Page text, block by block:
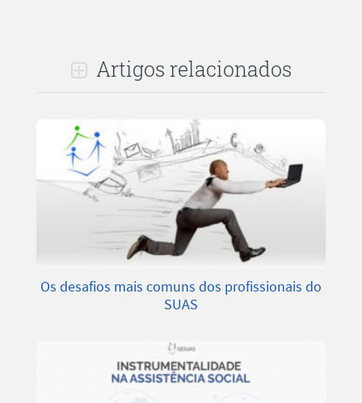
Artigos relacionados
Os desafios mais comuns dos profissionais do
SUAS